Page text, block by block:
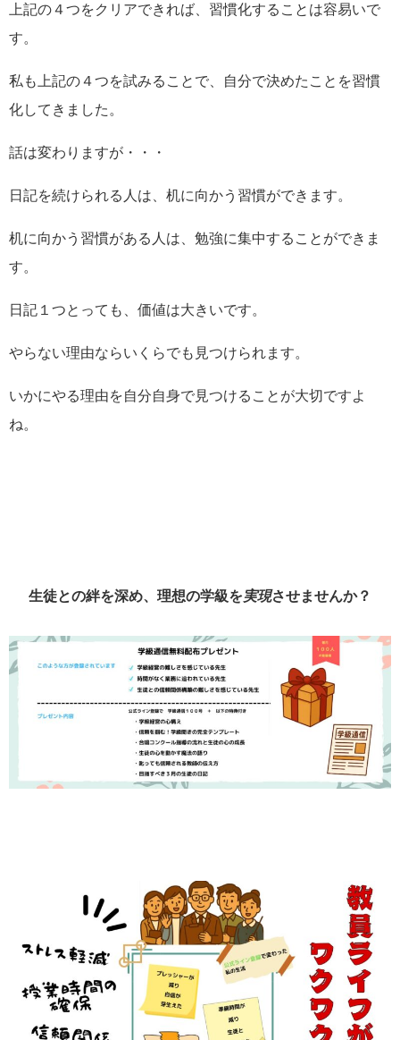
上記の４つをクリアできれば、習慣化することは容易いで
す。
私も上記の４つを試みることで、自分で決めたことを習慣
化してきました。
話は変わりますが・・・
日記を続けられる人は、机に向かう習慣ができます。
机に向かう習慣がある人は、勉強に集中することができま
す。
日記１つとっても、価値は大きいです。
やらない理由ならいくらでも見つけられます。
いかにやる理由を自分自身で見つけることが大切ですよ
ね。
生徒との絆を深め、理想の学級を実現させませんか？